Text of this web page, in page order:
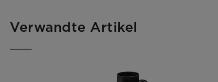
Verwandte Artikel